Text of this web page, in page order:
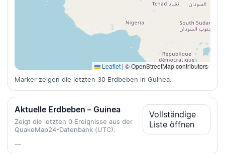
Leaflet | © OpenStreetMap contributors
Marker zeigen die letzten 30 Erdbeben in Guinea.
Aktuelle Erdbeben – Guinea
Zeigt die letzten 0 Ereignisse aus der
QuakeMap24-Datenbank (UTC).
Vollständige
Liste öffnen
—